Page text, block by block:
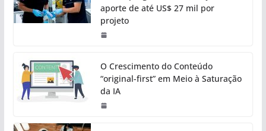
aporte de até US$ 27 mil por
projeto
O Crescimento do Conteúdo
“original-first” em Meio à Saturação
da IA